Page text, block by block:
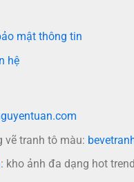
mật thông tin
hệ
vẽ tranh tô màu:
: kho ảnh đa dạng hot trend